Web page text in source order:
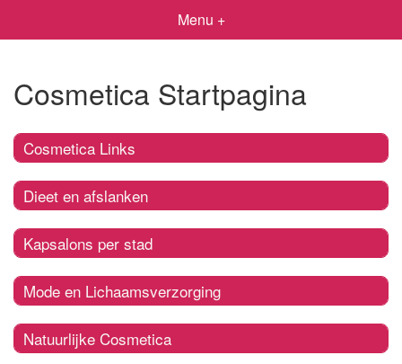
Menu +
Cosmetica Startpagina
Cosmetica Links
Dieet en afslanken
Kapsalons per stad
Mode en Lichaamsverzorging
Natuurlijke Cosmetica